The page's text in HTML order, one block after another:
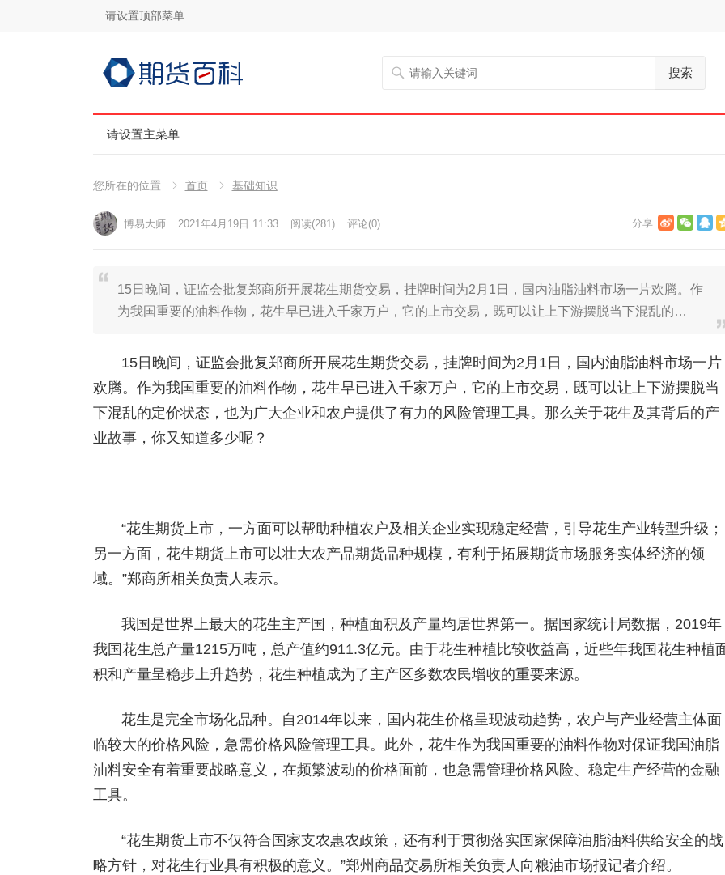
请设置顶部菜单
搜索
请设置主菜单
您所在的位置 首页 基础知识
博易大师 2021年4月19日 11:33 阅读(281) 评论(0)
15日晚间，证监会批复郑商所开展花生期货交易，挂牌时间为2月1日，国内油脂油料市场一片欢腾。作
为我国重要的油料作物，花生早已进入千家万户，它的上市交易，既可以让上下游摆脱当下混乱的…
15日晚间，证监会批复郑商所开展花生期货交易，挂牌时间为2月1日，国内油脂油料市场一片
欢腾。作为我国重要的油料作物，花生早已进入千家万户，它的上市交易，既可以让上下游摆脱当
下混乱的定价状态，也为广大企业和农户提供了有力的风险管理工具。那么关于花生及其背后的产
业故事，你又知道多少呢？
“花生期货上市，一方面可以帮助种植农户及相关企业实现稳定经营，引导花生产业转型升级；
另一方面，花生期货上市可以壮大农产品期货品种规模，有利于拓展期货市场服务实体经济的领
域。”郑商所相关负责人表示。
我国是世界上最大的花生主产国，种植面积及产量均居世界第一。据国家统计局数据，2019年
我国花生总产量1215万吨，总产值约911.3亿元。由于花生种植比较收益高，近些年我国花生种植
积和产量呈稳步上升趋势，花生种植成为了主产区多数农民增收的重要来源。
花生是完全市场化品种。自2014年以来，国内花生价格呈现波动趋势，农户与产业经营主体面
临较大的价格风险，急需价格风险管理工具。此外，花生作为我国重要的油料作物对保证我国油脂
油料安全有着重要战略意义，在频繁波动的价格面前，也急需管理价格风险、稳定生产经营的金融
工具。
“花生期货上市不仅符合国家支农惠农政策，还有利于贯彻落实国家保障油脂油料供给安全的战
略方针，对花生行业具有积极的意义。”郑州商品交易所相关负责人向粮油市场报记者介绍。